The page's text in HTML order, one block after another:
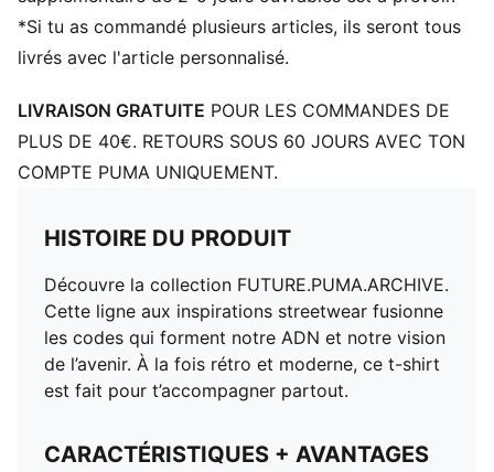
*Si tu as commandé plusieurs articles, ils seront tous
livrés avec l'article personnalisé.
LIVRAISON GRATUITE POUR LES COMMANDES DE
PLUS DE 40€. RETOURS SOUS 60 JOURS AVEC TON
COMPTE PUMA UNIQUEMENT.
HISTOIRE DU PRODUIT
Découvre la collection FUTURE.PUMA.ARCHIVE.
Cette ligne aux inspirations streetwear fusionne
les codes qui forment notre ADN et notre vision
de l’avenir. À la fois rétro et moderne, ce t-shirt
est fait pour t’accompagner partout.
CARACTÉRISTIQUES + AVANTAGES